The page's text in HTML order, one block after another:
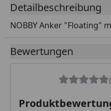
Detailbeschreibung
NOBBY Anker "Floating"
Bewertungen